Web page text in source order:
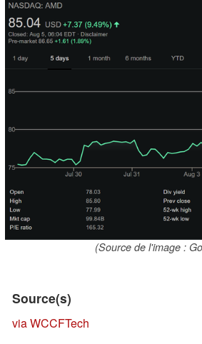
(Source de l'image :
Source(s)
via WCCFTech